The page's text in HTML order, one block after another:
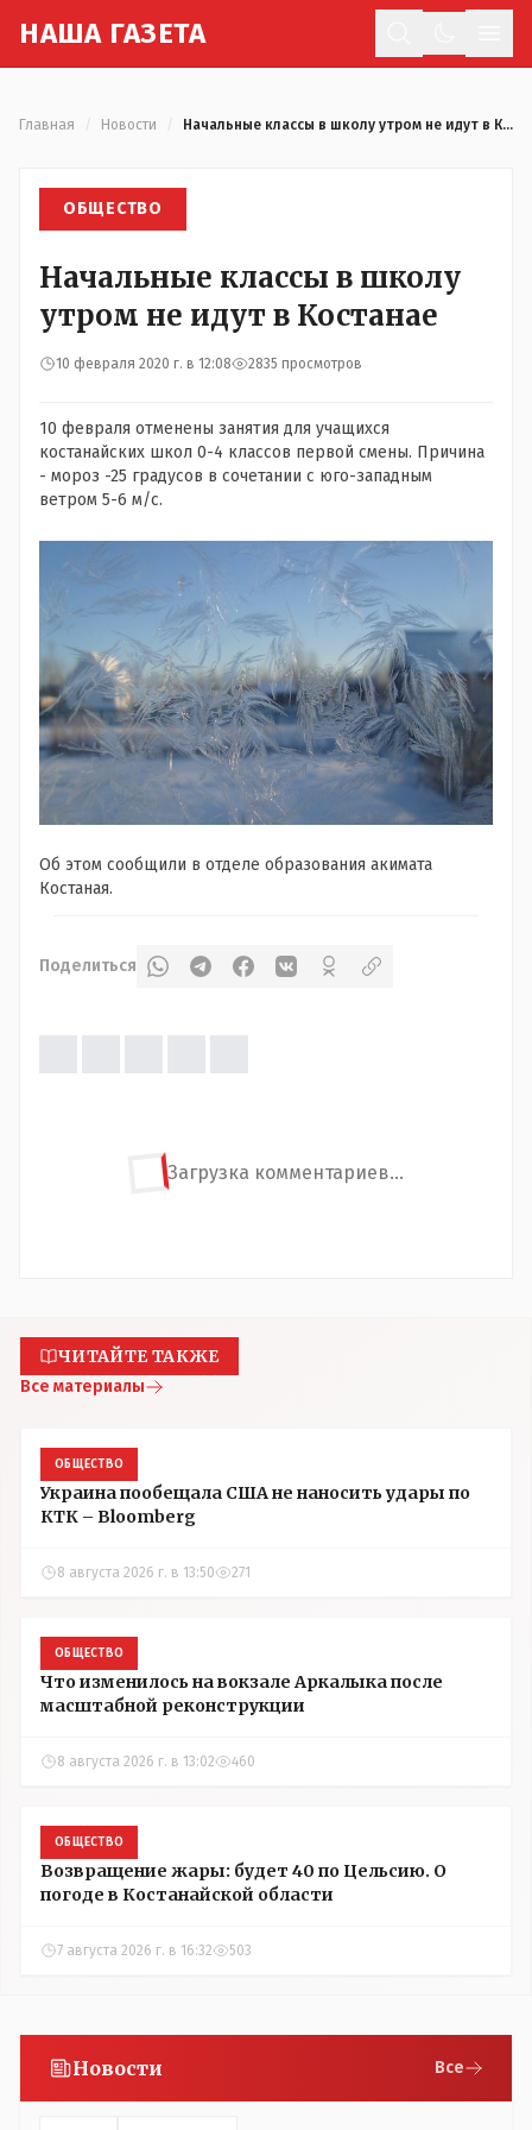
НАША ГАЗЕТА
Главная Новости Начальные классы в школу утром не идут в Костанае
ОБЩЕСТВО
Начальные классы в школу
утром не идут в Костанае
10 февраля 2020 г. в 12:08 2835 просмотров
10 февраля отменены занятия для учащихся
костанайских школ 0-4 классов первой смены. Причина
- мороз -25 градусов в сочетании с юго-западным
ветром 5-6 м/с.
Об этом сообщили в отделе образования акимата
Костаная.
Поделиться
Загрузка комментариев...
ЧИТАЙТЕ ТАКЖЕ
Все материалы
ОБЩЕСТВО
Украина пообещала США не наносить удары по
КТК – Bloomberg
8 августа 2026 г. в 13:50 271
ОБЩЕСТВО
Что изменилось на вокзале Аркалыка после
масштабной реконструкции
8 августа 2026 г. в 13:02 460
ОБЩЕСТВО
Возвращение жары: будет 40 по Цельсию. О
погоде в Костанайской области
7 августа 2026 г. в 16:32 503
Новости Все